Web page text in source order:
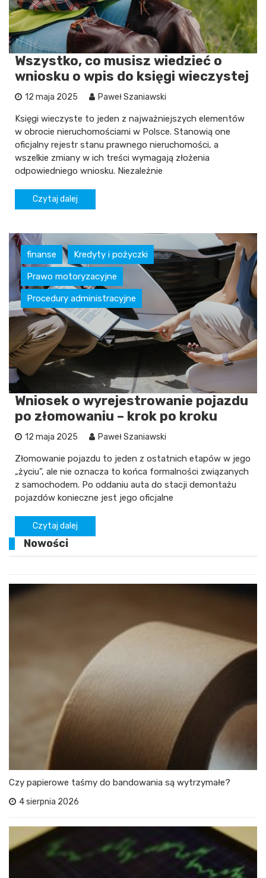
Wszystko, co musisz wiedzieć o
wniosku o wpis do księgi wieczystej
12 maja 2025 Paweł Szaniawski
Księgi wieczyste to jeden z najważniejszych elementów
w obrocie nieruchomościami w Polsce. Stanowią one
oficjalny rejestr stanu prawnego nieruchomości, a
wszelkie zmiany w ich treści wymagają złożenia
odpowiedniego wniosku. Niezależnie
Czytaj dalej
finanse Kredyty i pożyczki
Prawo motoryzacyjne
Procedury administracyjne
Wniosek o wyrejestrowanie pojazdu
po złomowaniu – krok po kroku
12 maja 2025 Paweł Szaniawski
Złomowanie pojazdu to jeden z ostatnich etapów w jego
„życiu”, ale nie oznacza to końca formalności związanych
z samochodem. Po oddaniu auta do stacji demontażu
pojazdów konieczne jest jego oficjalne
Czytaj dalej
Nowości
Czy papierowe taśmy do bandowania są wytrzymałe?
4 sierpnia 2026